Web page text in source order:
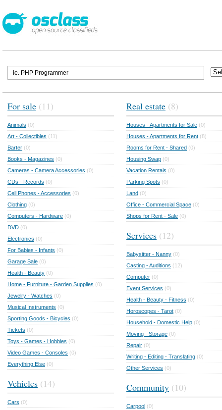
For sale (11)
Animals (0)
Art - Collectibles (11)
Barter (0)
Books - Magazines (0)
Cameras - Camera Accessories (0)
CDs - Records (0)
Cell Phones - Accessories (0)
Clothing (0)
Computers - Hardware (0)
DVD (0)
Electronics (0)
For Babies - Infants (0)
Garage Sale (0)
Health - Beauty (0)
Home - Furniture - Garden Supplies (0)
Jewelry - Watches (0)
Musical Instruments (0)
Sporting Goods - Bicycles (0)
Tickets (0)
Toys - Games - Hobbies (0)
Video Games - Consoles (0)
Everything Else (0)
Vehicles (14)
Cars (0)
Real estate (8)
Houses - Apartments for Sale (0)
Houses - Apartments for Rent (8)
Rooms for Rent - Shared (0)
Housing Swap (0)
Vacation Rentals (0)
Parking Spots (0)
Land (0)
Office - Commercial Space (0)
Shops for Rent - Sale (0)
Services (12)
Babysitter - Nanny (0)
Casting - Auditions (12)
Computer (0)
Event Services (0)
Health - Beauty - Fitness (0)
Horoscopes - Tarot (0)
Household - Domestic Help (0)
Moving - Storage (0)
Repair (0)
Writing - Editing - Translating (0)
Other Services (0)
Community (10)
Carpool (0)